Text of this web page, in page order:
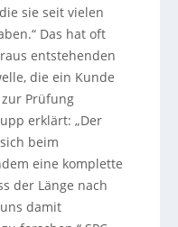
sie seit vielen
Das hat oft
entstehenden
die ein Kunde
zur Prüfung
erklärt: „Der
beim
eine komplette
der Länge nach
damit